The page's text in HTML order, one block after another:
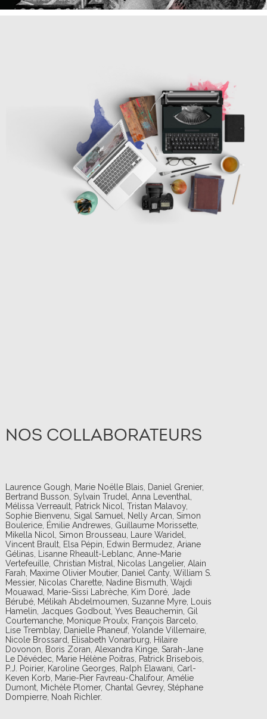
NOS COLLABORATEURS
Laurence Gough, Marie Noëlle Blais, Daniel Grenier,
Bertrand Busson, Sylvain Trudel, Anna Leventhal,
Mélissa Verreault, Patrick Nicol, Tristan Malavoy,
Sophie Bienvenu, Sigal Samuel, Nelly Arcan, Simon
Boulerice, Émilie Andrewes, Guillaume Morissette,
Mikella Nicol, Simon Brousseau, Laure Waridel,
Vincent Brault, Elsa Pépin, Edwin Bermudez, Ariane
Gélinas, Lisanne Rheault-Leblanc, Anne-Marie
Vertefeuille, Christian Mistral, Nicolas Langelier, Alain
Farah, Maxime Olivier Moutier, Daniel Canty, William S.
Messier, Nicolas Charette, Nadine Bismuth, Wajdi
Mouawad, Marie-Sissi Labrèche, Kim Doré, Jade
Bérubé, Mélikah Abdelmoumen, Suzanne Myre, Louis
Hamelin, Jacques Godbout, Yves Beauchemin, Gil
Courtemanche, Monique Proulx, François Barcelo,
Lise Tremblay, Danielle Phaneuf, Yolande Villemaire,
Nicole Brossard, Élisabeth Vonarburg, Hilaire
Dovonon, Boris Zoran, Alexandra Kinge, Sarah-Jane
Le Dévédec, Marie Hélène Poitras, Patrick Brisebois,
P.J. Poirier, Karoline Georges, Ralph Elawani, Carl-
Keven Korb, Marie-Pier Favreau-Chalifour, Amélie
Dumont, Michèle Plomer, Chantal Gevrey, Stéphane
Dompierre, Noah Richler.